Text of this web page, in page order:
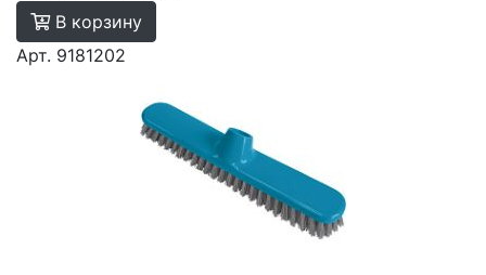
В корзину
Арт. 9181202